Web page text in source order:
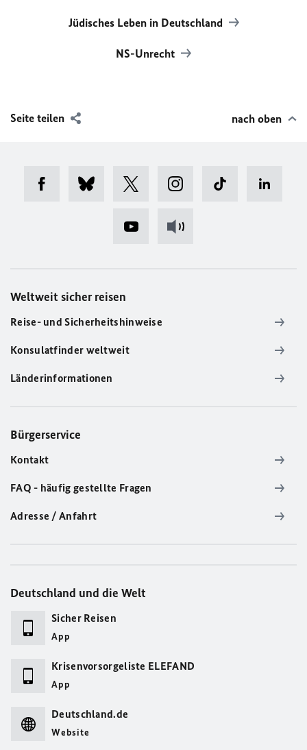
Jüdisches Leben in Deutschland
NS-Unrecht
Seite teilen nach oben
Weltweit sicher reisen
Reise- und Sicherheitshinweise
Konsulatfinder weltweit
Länderinformationen
Bürgerservice
Kontakt
FAQ - häufig gestellte Fragen
Adresse / Anfahrt
Deutschland und die Welt
Sicher Reisen
App
Krisenvorsorgeliste ELEFAND
App
Deutschland.de
Website